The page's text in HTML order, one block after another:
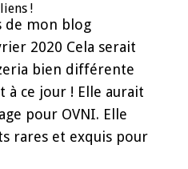
!
de mon blog
2020 Cela serait
bien différente
à ce jour ! Elle aurait
pour OVNI. Elle
rares et exquis pour